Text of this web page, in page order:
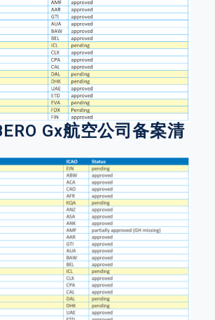
Gx航空公司备案清